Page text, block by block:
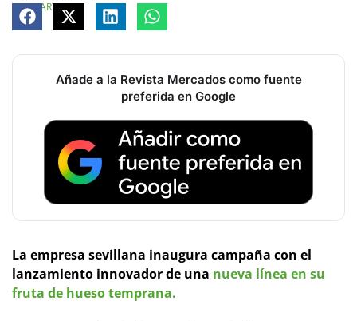
COMPARTE
Añade a la Revista Mercados como fuente
preferida en Google
La empresa sevillana inaugura campaña con el
lanzamiento innovador de una nueva línea en su
fruta de hueso temprana.